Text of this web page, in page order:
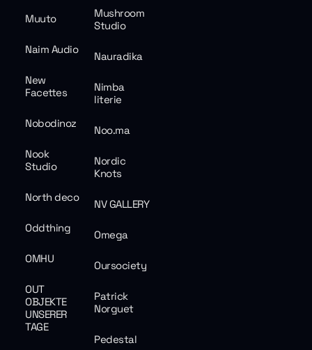
Mushroom
Studio
Muuto
Naim Audio
Nauradika
New
Facettes
Nimba
literie
Nobodinoz
Noo.ma
Nook
Studio
Nordic
Knots
North deco
NV GALLERY
Oddthing
Omega
OMHU
Oursociety
OUT
OBJEKTE
UNSERER
TAGE
Patrick
Norguet
Pedestal